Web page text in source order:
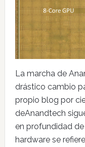
La marcha de
drástico cambio
propio blog por
deAnandtech
en profundidad
hardware se